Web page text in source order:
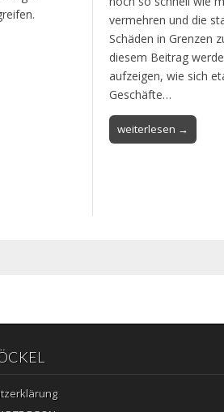
vermehren und die
Schäden in Grenzen
diesem Beitrag
aufzeigen, wie sich
Geschäfte…
weiterlesen →